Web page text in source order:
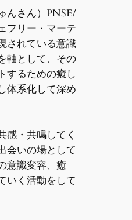
んさん）PNSE/
フリー・マーテ
されている意識
軸として、その
するための癒し
体系化して深め
感・共鳴してく
会いの場として
意識変容、癒
いく活動をして